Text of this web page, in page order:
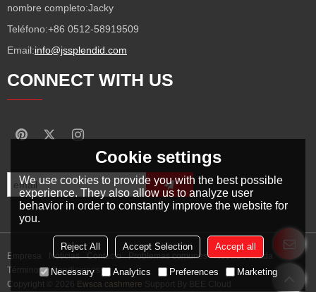
nombre completo:Jacky
Teléfono:+86 0512-58919509
Email:info@jssplendid.com
CONNECT WITH US
Empresa Noticias Contacto Problemas comunes
Noticia Privada
Términos y Condiciones
Copyright © 2026 Ewsca cashmere Support By BEE Cloud
Cookie settings
We use cookies to provide you with the best possible
experience. They also allow us to analyze user
behavior in order to constantly improve the website for
you.
Reject All Accept Selection Accept all
Necessary Analytics Preferences Marketing